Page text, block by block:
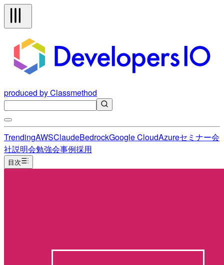
produced by Classmethod
TrendingAWSClaudeBedrockGoogle CloudAzureセミナー会
社説明会勉強会事例採用
目次